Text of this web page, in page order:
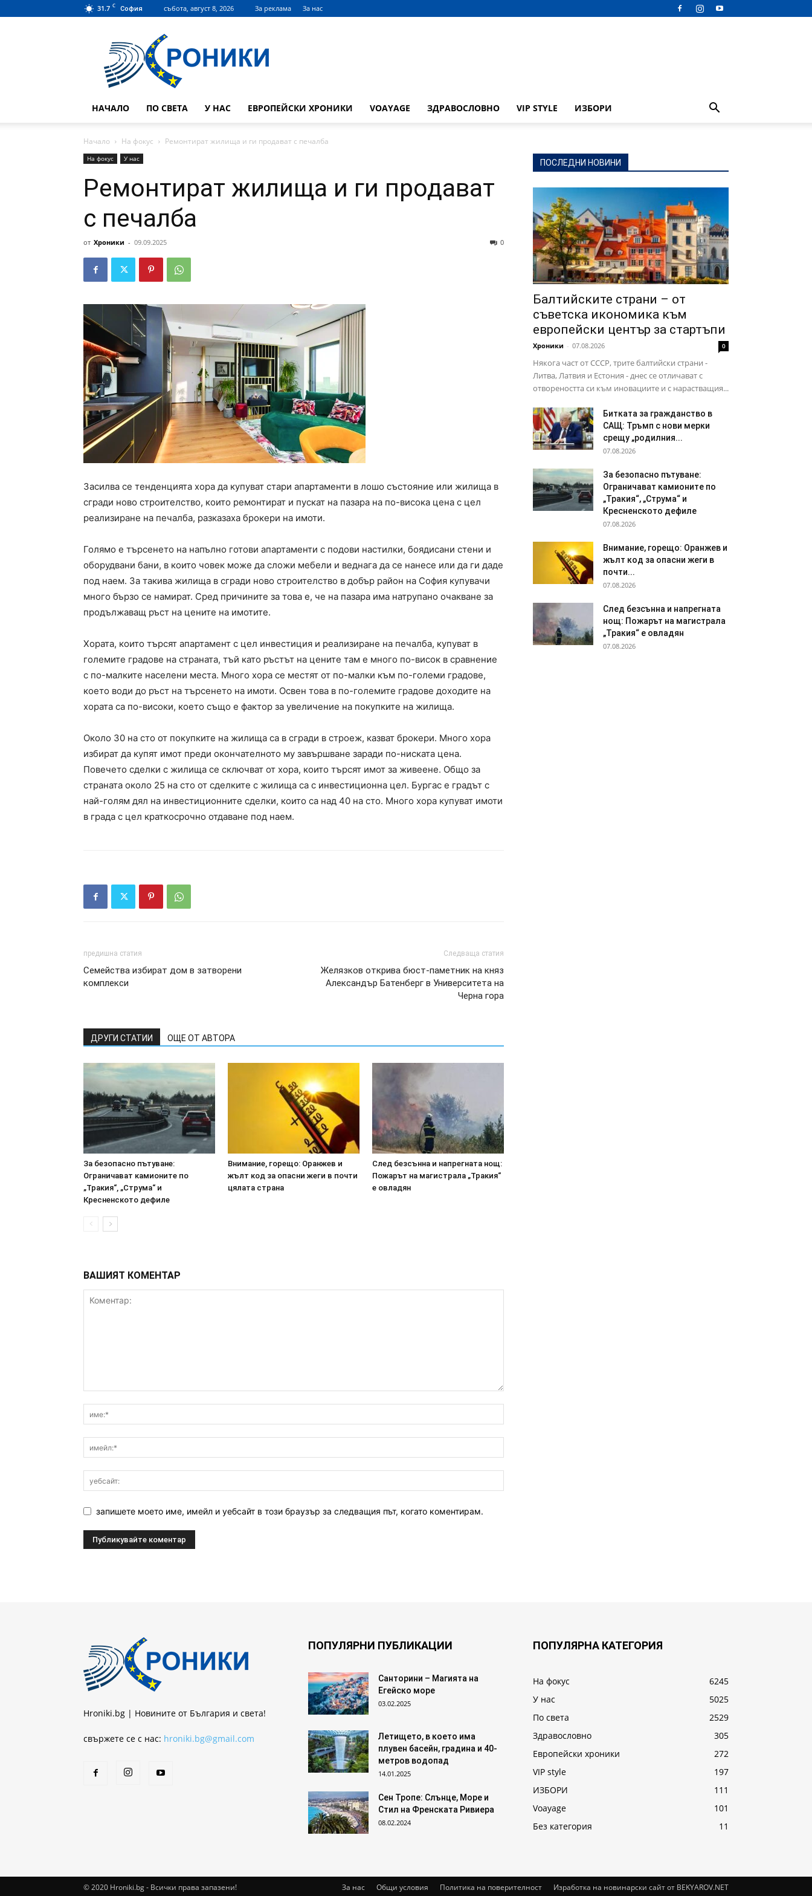
31.7 C София събота, август 8, 2026 За реклама За нас
НАЧАЛО ПО СВЕТА У НАС ЕВРОПЕЙСКИ ХРОНИКИ VOAYAGE ЗДРАВОСЛОВНО VIP STYLE ИЗБОРИ
Начало На фокус Ремонтират жилища и ги продават с печалба
На фокус У нас
Ремонтират жилища и ги продават
с печалба
от Хроники - 09.09.2025 0
Засилва се тенденцията хора да купуват стари апартаменти в лошо състояние или жилища в
сгради ново строителство, които ремонтират и пускат на пазара на по-висока цена с цел
реализиране на печалба, разказаха брокери на имоти.
Голямо е търсенето на напълно готови апартаменти с подови настилки, боядисани стени и
оборудвани бани, в които човек може да сложи мебели и веднага да се нанесе или да ги даде
под наем. За такива жилища в сгради ново строителство в добър район на София купувачи
много бързо се намират. Сред причините за това е, че на пазара има натрупано очакване за
продължаващ ръст на цените на имотите.
Хората, които търсят апартамент с цел инвестиция и реализиране на печалба, купуват в
големите градове на страната, тъй като ръстът на цените там е много по-висок в сравнение
с по-малките населени места. Много хора се местят от по-малки към по-големи градове,
което води до ръст на търсенето на имоти. Освен това в по-големите градове доходите на
хората са по-високи, което също е фактор за увеличение на покупките на жилища.
Около 30 на сто от покупките на жилища са в сгради в строеж, казват брокери. Много хора
избират да купят имот преди окончателното му завършване заради по-ниската цена.
Повечето сделки с жилища се сключват от хора, които търсят имот за живеене. Общо за
страната около 25 на сто от сделките с жилища са с инвестиционна цел. Бургас е градът с
най-голям дял на инвестиционните сделки, които са над 40 на сто. Много хора купуват имоти
в града с цел краткосрочно отдаване под наем.
предишна статия
Семейства избират дом в затворени
комплекси
Следваща статия
Желязков открива бюст-паметник на княз
Александър Батенберг в Университета на
Черна гора
ДРУГИ СТАТИИ ОЩЕ ОТ АВТОРА
За безопасно пътуване:
Ограничават камионите по
„Тракия“, „Струма“ и
Кресненското дефиле
Внимание, горещо: Оранжев и
жълт код за опасни жеги в почти
цялата страна
След безсънна и напрегната нощ:
Пожарът на магистрала „Тракия“
е овладян
ВАШИЯТ КОМЕНТАР
запишете моето име, имейл и уебсайт в този браузър за следващия път, когато коментирам.
ПОСЛЕДНИ НОВИНИ
Балтийските страни – от
съветска икономика към
европейски център за стартъпи
Хроники - 07.08.2026 0
Някога част от СССР, трите балтийски страни -
Литва, Латвия и Естония - днес се отличават с
отвореността си към иновациите и с нарастващия...
Битката за гражданство в
САЩ: Тръмп с нови мерки
срещу „родилния...
07.08.2026
За безопасно пътуване:
Ограничават камионите по
„Тракия“, „Струма“ и
Кресненското дефиле
07.08.2026
Внимание, горещо: Оранжев и
жълт код за опасни жеги в
почти...
07.08.2026
След безсънна и напрегната
нощ: Пожарът на магистрала
„Тракия“ е овладян
07.08.2026
Hroniki.bg | Новините от България и света!
свържете се с нас: hroniki.bg@gmail.com
ПОПУЛЯРНИ ПУБЛИКАЦИИ
Санторини – Магията на
Егейско море
03.02.2025
Летището, в което има
плувен басейн, градина и 40-
метров водопад
14.01.2025
Сен Тропе: Слънце, Море и
Стил на Френската Ривиера
08.02.2024
ПОПУЛЯРНА КАТЕГОРИЯ
На фокус
6245
У нас
5025
По света
2529
Здравословно
305
Европейски хроники
272
VIP style
197
ИЗБОРИ
111
Voayage
101
Без категория
11
За нас Общи условия Политика на поверителност Изработка на новинарски сайт от BEKYAROV.NET
© 2020 Hroniki.bg - Всички права запазени!